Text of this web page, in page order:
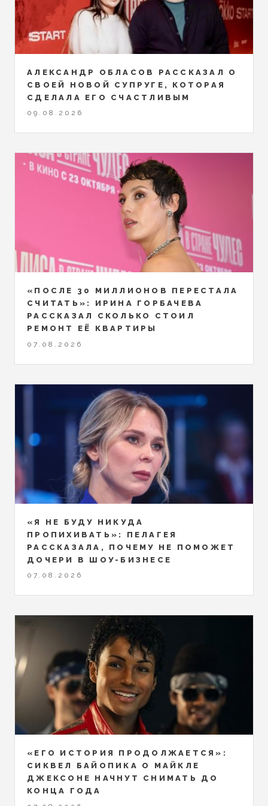
АЛЕКСАНДР ОБЛАСОВ РАССКАЗАЛ О
СВОЕЙ НОВОЙ СУПРУГЕ, КОТОРАЯ
СДЕЛАЛА ЕГО СЧАСТЛИВЫМ
09.08.2026
«ПОСЛЕ 30 МИЛЛИОНОВ ПЕРЕСТАЛА
СЧИТАТЬ»: ИРИНА ГОРБАЧЕВА
РАССКАЗАЛ СКОЛЬКО СТОИЛ
РЕМОНТ ЕЁ КВАРТИРЫ
07.08.2026
«Я НЕ БУДУ НИКУДА
ПРОПИХИВАТЬ»: ПЕЛАГЕЯ
РАССКАЗАЛА, ПОЧЕМУ НЕ ПОМОЖЕТ
ДОЧЕРИ В ШОУ-БИЗНЕСЕ
07.08.2026
«ЕГО ИСТОРИЯ ПРОДОЛЖАЕТСЯ»:
СИКВЕЛ БАЙОПИКА О МАЙКЛЕ
ДЖЕКСОНЕ НАЧНУТ СНИМАТЬ ДО
КОНЦА ГОДА